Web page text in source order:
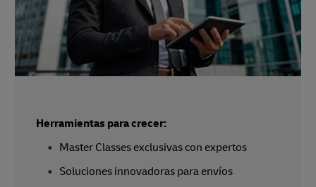
Herramientas para crecer:
Master Classes exclusivas con expertos
Soluciones innovadoras para envíos